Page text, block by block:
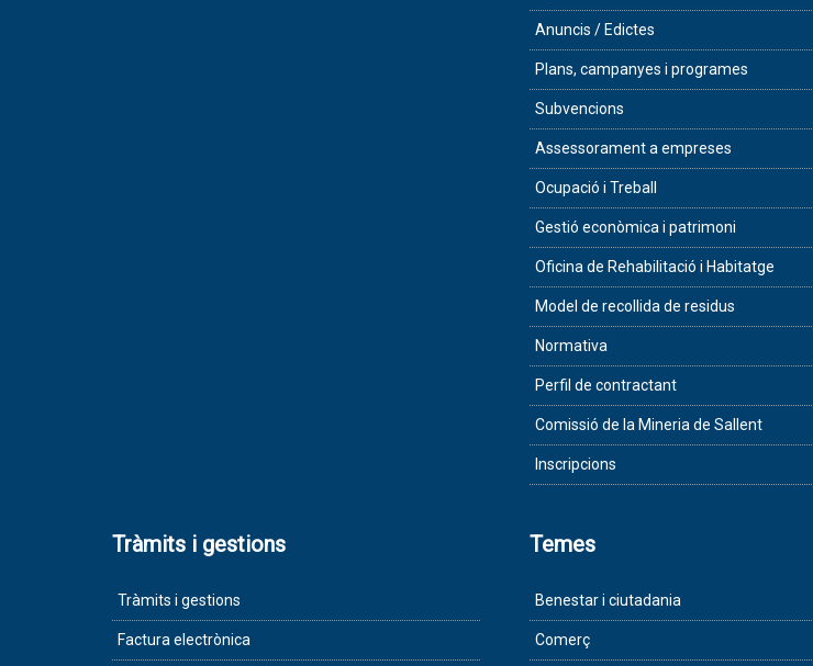
Anuncis / Edictes
Plans, campanyes i programes
Subvencions
Assessorament a empreses
Ocupació i Treball
Gestió econòmica i patrimoni
Oficina de Rehabilitació i Habitatge
Model de recollida de residus
Normativa
Perfil de contractant
Comissió de la Mineria de Sallent
Inscripcions
Tràmits i gestions
Tràmits i gestions
Factura electrònica
Temes
Benestar i ciutadania
Comerç